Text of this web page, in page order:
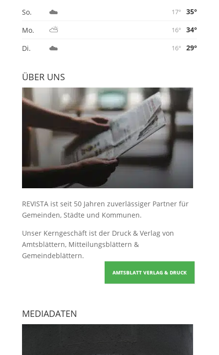
So. ☁️ 17°
35°
Mo.
⛅ 16°
34°
Di.
☁️ 16° 29°
ÜBER UNS
REVISTA ist seit 50 Jahren zuverlässiger Partner für
Gemeinden, Städte und Kommunen.
Unser Kerngeschäft ist der Druck & Verlag von
Amtsblättern, Mitteilungsblättern &
Gemeindeblättern.
AMTSBLATT VERLAG & DRUCK
MEDIADATEN